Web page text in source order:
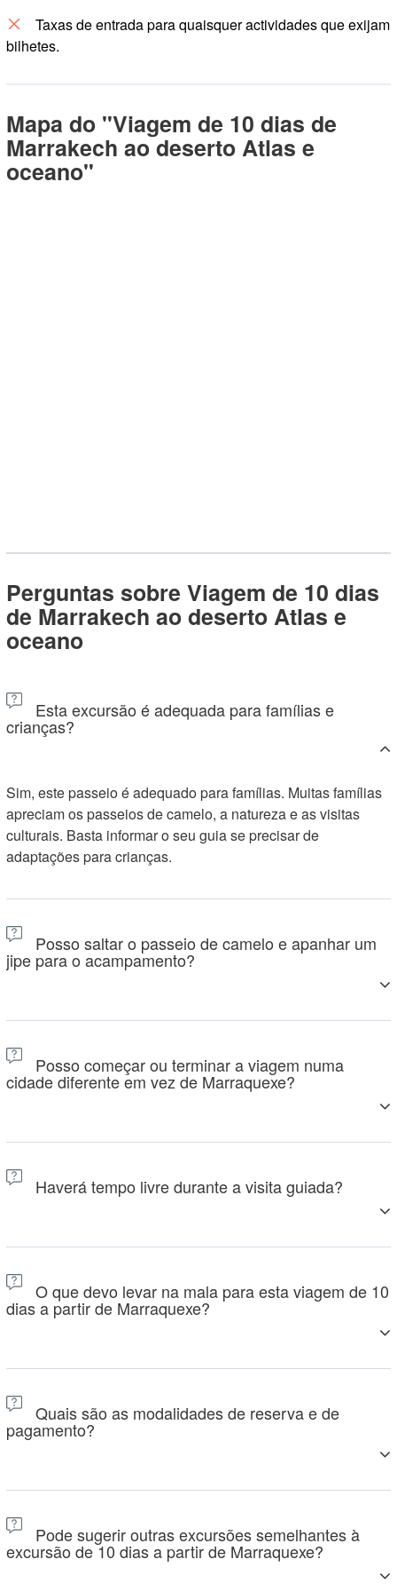
Taxas de entrada para quaisquer actividades que exijam
bilhetes.
Mapa do "Viagem de 10 dias de
Marrakech ao deserto Atlas e
oceano"
Perguntas sobre Viagem de 10 dias
de Marrakech ao deserto Atlas e
oceano
Esta excursão é adequada para famílias e
crianças?
Sim, este passeio é adequado para famílias. Muitas famílias
apreciam os passeios de camelo, a natureza e as visitas
culturais. Basta informar o seu guia se precisar de
adaptações para crianças.
Posso saltar o passeio de camelo e apanhar um
jipe para o acampamento?
Sim, se preferir não andar de camelo, um veículo 4x4 pode
levá-lo diretamente para o acampamento no deserto de
Merzouga.
Posso começar ou terminar a viagem numa
cidade diferente em vez de Marraquexe?
Sim, esta excursão pode ser personalizada para começar em
Casablanca, Fes ou Agadir, mediante pedido.
Haverá tempo livre durante a visita guiada?
Sim, terá tempo livre em locais como Essaouira, o
acampamento no deserto, e Marraquexe para relaxar,
passear ou explorar por sua conta.
O que devo levar na mala para esta viagem de 10
dias a partir de Marraquexe?
Eis uma lista de coisas a preparar/levar:
Roupa leve para o dia, roupa quente para as noites no
Chapéu de sol, óculos de sol, protetor solar
Quais são as modalidades de reserva e de
pagamento?
Para confirmar a sua reserva para a excursão de 10 dias a
partir de Marraquexe, pedimos um pequeno depósito a ser
pago antecipadamente. O saldo restante pode ser pago
através de PayPal, cartão de crédito, transferência bancária
Pode sugerir outras excursões semelhantes à
excursão de 10 dias a partir de Marraquexe?